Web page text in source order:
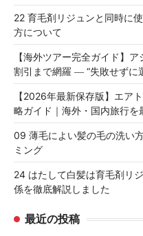
22 育毛剤リジュンと同時に
方について
【海外ツアー完全ガイド】
割引まで網羅 ― “失敗せずに
【2026年最新保存版】エア
略ガイド｜海外・国内旅行
09 薄毛によい髪の毛の洗い
ミング
24 はたして白髪は育毛剤リ
係を徹底解説しました
最近の投稿